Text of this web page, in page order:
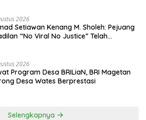
2026
Setiawan Kenang M. Sholeh: Pejuang
“No Viral No Justice” Telah
2026
Program Desa BRILiaN, BRI Magetan
Desa Wates Berprestasi
Selengkapnya